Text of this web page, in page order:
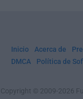
Inicio Acerca de
DMCA
Política de
Copyright © 2009-2026